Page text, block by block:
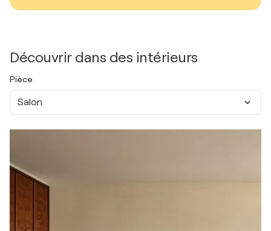
Découvrir dans des intérieurs
Pièce
Salon